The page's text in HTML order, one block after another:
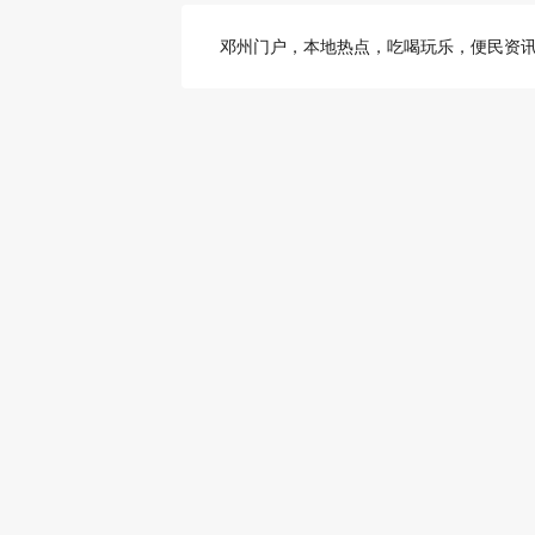
邓州门户，本地热点，吃喝玩乐，便民资